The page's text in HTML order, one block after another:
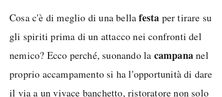
Cosa c'è di meglio di una bellafesta per tirare su
gli spiriti prima di un attacco nei confronti del
nemico? Ecco perché, suonando la campananel
proprio accampamento si ha l'opportunità di dare
il via a un vivace banchetto, ristoratore non solo